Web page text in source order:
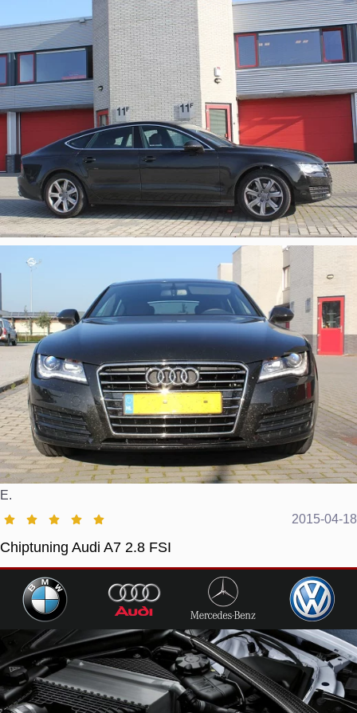
E.
2015-04-18
Chiptuning Audi A7 2.8 FSI